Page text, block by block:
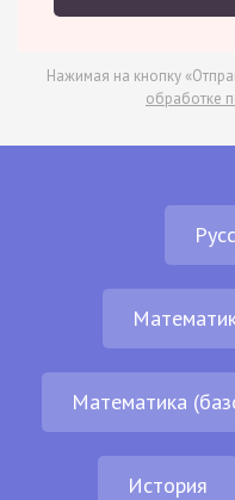
Нажимая на кнопку
обработке
Математика
История